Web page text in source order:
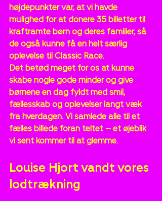
højdepunkter var, at vi havde
mulighed for at donere 35 billetter til
kraftramte børn og deres familier, så
de også kunne få en helt særlig
oplevelse til Classic Race.
Det betød meget for os at kunne
skabe nogle gode minder og give
børnene en dag fyldt med smil,
fællesskab og oplevelser langt væk
fra hverdagen. Vi samlede alle til et
fælles billede foran teltet – et øjeblik
vi sent kommer til at glemme.
Louise Hjort vandt vores
lodtrækning